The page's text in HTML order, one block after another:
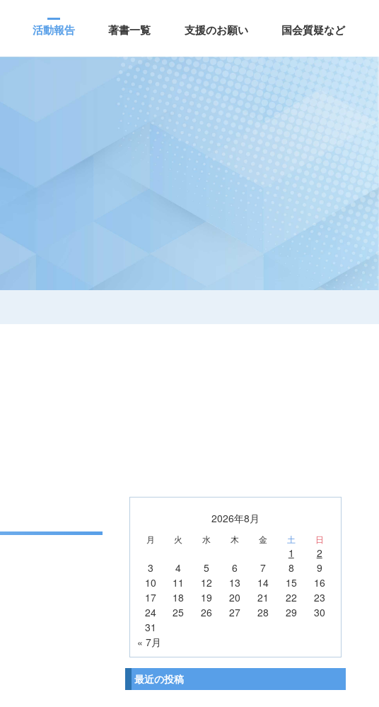
活動報告 著書一覧 支援のお願い 国会質疑など
2026年8月
月 火 水 木 金 土 日
1
2
3
4 5 6 7 8
9
10
11 12 13 14 15
16
17
18 19 20 21 22
23
24
25 26 27 28 29
30
31
« 7月
最近の投稿